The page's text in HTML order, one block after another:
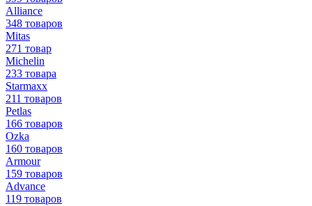
Alliance
348 товаров
Mitas
271 товар
Michelin
233 товара
Starmaxx
211 товаров
Petlas
166 товаров
Ozka
160 товаров
Armour
159 товаров
Advance
119 товаров